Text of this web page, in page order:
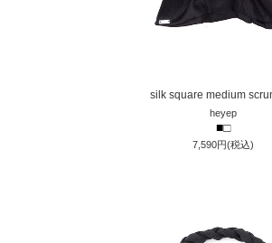
silk square medium
heyep
■□
7,590円(税込)